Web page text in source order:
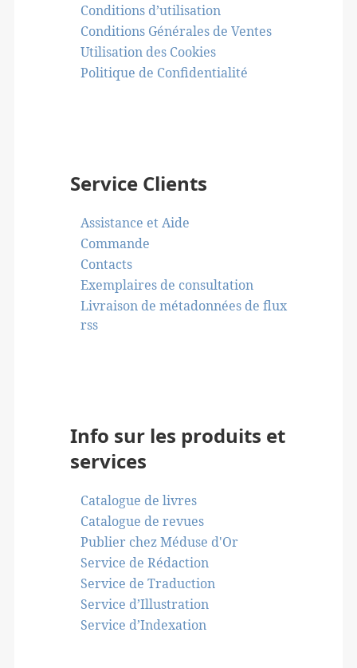
Conditions d’utilisation
Conditions Générales de Ventes
Utilisation des Cookies
Politique de Confidentialité
Service Clients
Assistance et Aide
Commande
Contacts
Exemplaires de consultation
Livraison de métadonnées de flux
rss
Info sur les produits et
services
Catalogue de livres
Catalogue de revues
Publier chez Méduse d'Or
Service de Rédaction
Service de Traduction
Service d’Illustration
Service d’Indexation